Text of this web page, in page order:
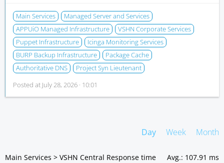
Main Services
Managed Server and Services
APPUiO Managed Infrastructure
VSHN Corporate Services
Puppet Infrastructure
Icinga Monitoring Services
BURP Backup Infrastructure
Package Cache
Authoritative DNS
Project Syn Lieutenant
Posted at July 28, 2026 · 10:01
Day Week Month
Main Services > VSHN Central Response time Avg.: 107.91 ms